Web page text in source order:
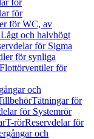
för
för
för WC, av
och halvhögt
för Sigma
för synliga
för
och
Tätningar för
för Systemrör
T-rörReservdelar för
och